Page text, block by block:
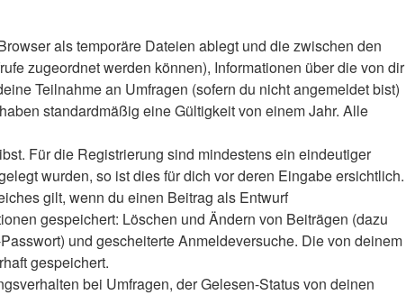
als temporäre Dateien ablegt und die zwischen den
zugeordnet werden können), Informationen über die von dir
Teilnahme an Umfragen (sofern du nicht angemeldet bist)
standardmäßig eine Gültigkeit von einem Jahr. Alle
Für die Registrierung sind mindestens ein eindeutiger
wurden, so ist dies für dich vor deren Eingabe ersichtlich.
gilt, wenn du einen Beitrag als Entwurf
gespeichert: Löschen und Ändern von Beiträgen (dazu
und gescheiterte Anmeldeversuche. Die von deinem
gespeichert.
bei Umfragen, der Gelesen-Status von deinen